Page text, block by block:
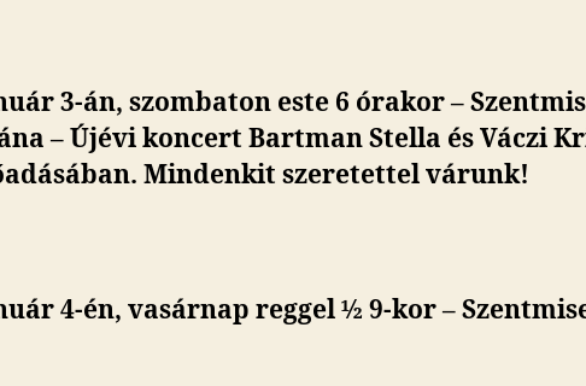
3-án, szombaton este 6 órakor –
– Újévi koncert Bartman Stella és Váczi
Mindenkit szeretettel várunk!
4-én, vasárnap reggel ½ 9-kor –